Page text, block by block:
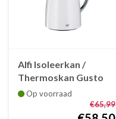
Alfi Isoleerkan /
Thermoskan Gusto
alpenwit 0.65 L
Op voorraad
€65,99